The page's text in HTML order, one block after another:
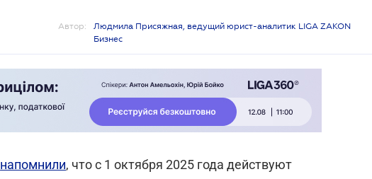
Автор:
Людмила Присяжная, ведущий юрист-аналитик LIGA ZAKON
Бизнес
напомнили, что с 1 октября 2025 года действуют